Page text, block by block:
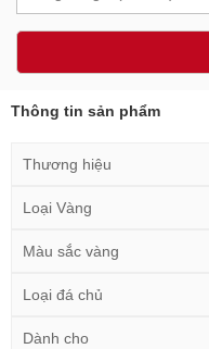
Thông tin sản phẩm
Thương hiệu
Loại Vàng
Màu sắc vàng
Loại đá chủ
Dành cho